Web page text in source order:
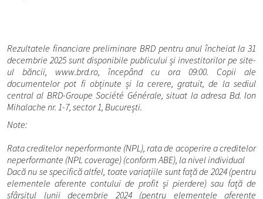
Rezultatele financiare preliminare BRD pentru anul încheiat la 31
decembrie 2025 sunt disponibile publicului și investitorilor pe site-
ul băncii, www.brd.ro, începând cu ora 09:00. Copii ale
documentelor pot fi obținute și la cerere, gratuit, de la sediul
central al BRD-Groupe Société Générale, situat la adresa Bd. Ion
Mihalache nr. 1-7, sector 1, București.
Note:
Rata creditelor neperformante (NPL), rata de acoperire a creditelor
neperformante (NPL coverage) (conform ABE), la nivel individual
Dacă nu se specifică altfel, toate variațiile sunt față de 2024 (pentru
elementele aferente contului de profit și pierdere) sau față de
sfârșitul lunii decembrie 2024 (pentru elementele aferente